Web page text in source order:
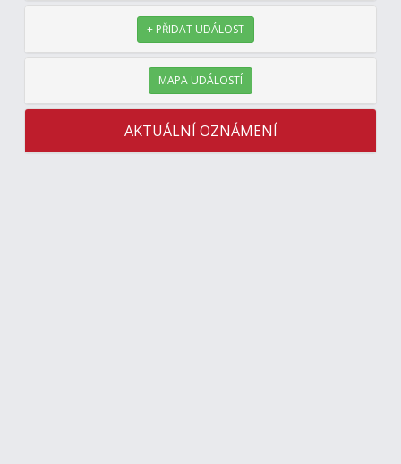
+ PŘIDAT UDÁLOST
MAPA UDÁLOSTÍ
AKTUÁLNÍ OZNÁMENÍ
---